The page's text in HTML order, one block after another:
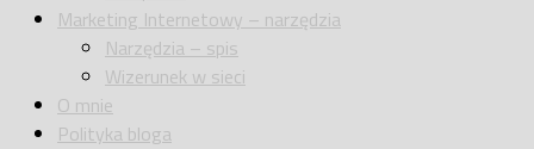
Marketing Internetowy – narzędzia
Narzędzia – spis
Wizerunek w sieci
O mnie
Polityka bloga